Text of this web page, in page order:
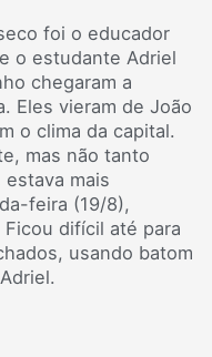
foi o educador
o estudante Adriel
chegaram a
Eles vieram de João
o clima da capital.
mas não tanto
mais
feira (19/8),
difícil até para
usando batom